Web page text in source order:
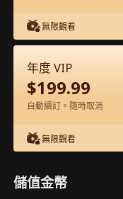
第38集 - 團寵
1-50 51-67
無限觀看
年度 VIP
$199.99
自動續訂。隨時取消
無限觀看
儲值金幣